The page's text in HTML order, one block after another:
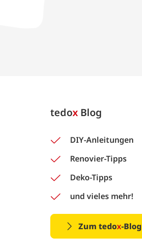
tedox Blog
DIY-Anleitungen
Renovier-Tipps
Deko-Tipps
und vieles mehr!
Zum tedox-Blog